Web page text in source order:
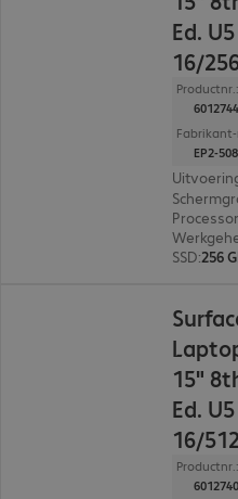
Ed. U5
16/
Productnr.:
EP2-
SSD:256
15"
Ed. U5
16/
Productnr.: